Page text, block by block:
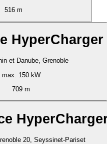
516 m
HyperCharger
et Danube, Grenoble
max. 150 kW
709 m
20, Seyssinet-Pariset